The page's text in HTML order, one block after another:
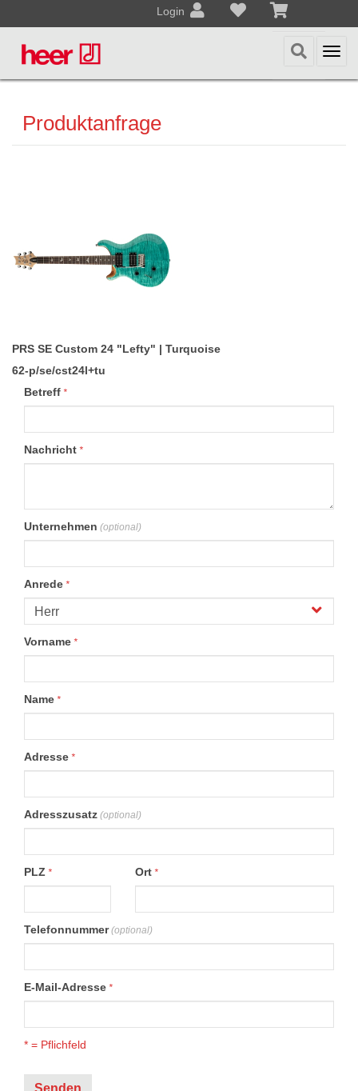
Login
Produktanfrage
PRS SE Custom 24 "Lefty" | Turquoise
62-p/se/cst24l+tu
Betreff *
Nachricht *
Unternehmen (optional)
Anrede *
Vorname *
Name *
Adresse *
Adresszusatz (optional)
PLZ * Ort *
Telefonnummer (optional)
E-Mail-Adresse *
* = Pflichfeld